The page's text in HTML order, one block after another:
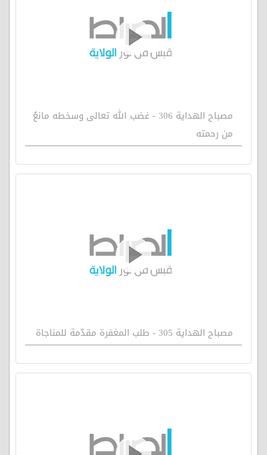
مصباح الهداية 306 - غضب الله تعالى وسخطه مانعٌ
من رحمته
مصباح الهداية 305 - طلب المغفرة مقدّمة للمناجاة